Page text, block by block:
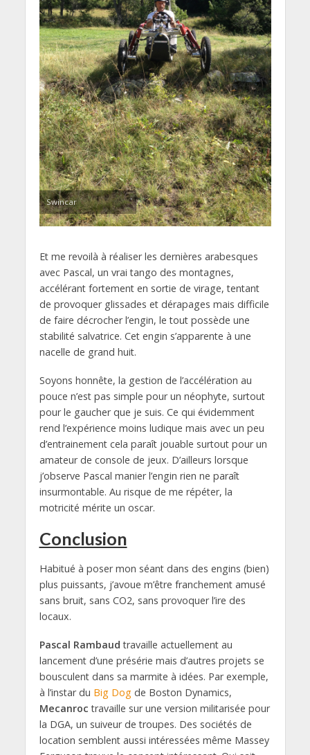
Swincar
Et me revoilà à réaliser les dernières arabesques
avec Pascal, un vrai tango des montagnes,
accélérant fortement en sortie de virage, tentant
de provoquer glissades et dérapages mais difficile
de faire décrocher l’engin, le tout possède une
stabilité salvatrice. Cet engin s’apparente à une
nacelle de grand huit.
Soyons honnête, la gestion de l’accélération au
pouce n’est pas simple pour un néophyte, surtout
pour le gaucher que je suis. Ce qui évidemment
rend l’expérience moins ludique mais avec un peu
d’entrainement cela paraît jouable surtout pour un
amateur de console de jeux. D’ailleurs lorsque
j’observe Pascal manier l’engin rien ne paraît
insurmontable. Au risque de me répéter, la
motricité mérite un oscar.
Conclusion
Habitué à poser mon séant dans des engins (bien)
plus puissants, j’avoue m’être franchement amusé
sans bruit, sans CO2, sans provoquer l’ire des
locaux.
Pascal Rambaud travaille actuellement au
lancement d’une présérie mais d’autres projets se
bousculent dans sa marmite à idées. Par exemple,
à l’instar du Big Dogde Boston Dynamics,
Mecanroc travaille sur une version militarisée pour
la DGA, un suiveur de troupes. Des sociétés de
location semblent aussi intéressées même Massey